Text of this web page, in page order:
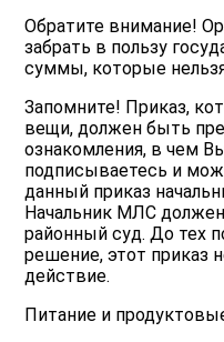
Обратите внимание!
забрать в пользу
суммы, которые
Запомните! Приказ,
вещи, должен быть
ознакомления, в чем
подписываетесь и
данный приказ
Начальник МЛС
районный суд. До тех
решение, этот приказ
действие.
Питание и